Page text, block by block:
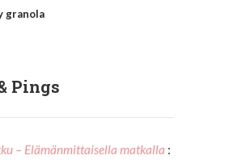
granola
Pings
– Elämänmittaisella matkalla :